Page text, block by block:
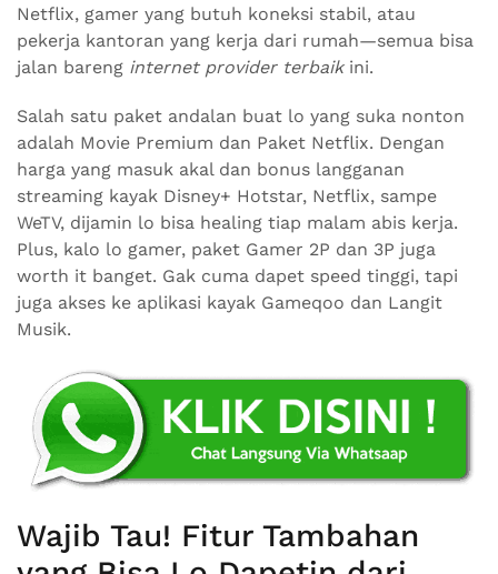
Netflix, gamer yang butuh koneksi stabil, atau
pekerja kantoran yang kerja dari rumah—semua bisa
jalan bareng internet provider terbaikini.
Salah satu paket andalan buat lo yang suka nonton
adalah Movie Premium dan Paket Netflix. Dengan
harga yang masuk akal dan bonus langganan
streaming kayak Disney+ Hotstar, Netflix, sampe
WeTV, dijamin lo bisa healing tiap malam abis kerja.
Plus, kalo lo gamer, paket Gamer 2P dan 3P juga
worth it banget. Gak cuma dapet speed tinggi, tapi
juga akses ke aplikasi kayak Gameqoo dan Langit
Musik.
Wajib Tau! Fitur Tambahan